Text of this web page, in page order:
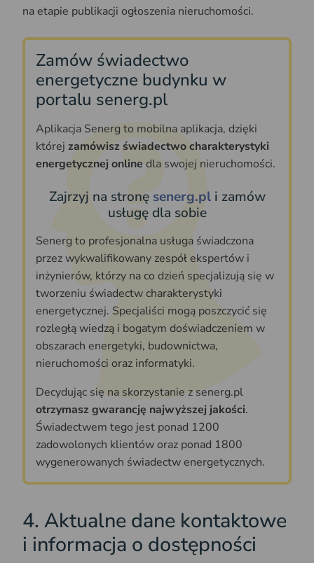
na etapie publikacji ogłoszenia nieruchomości.
Zamów świadectwo
energetyczne budynku w
portalu senerg.pl
Aplikacja Senerg to mobilna aplikacja, dzięki
której zamówisz świadectwo charakterystyki
energetycznej online dla swojej nieruchomości.
Zajrzyj na stronę senerg.pli zamów
usługę dla sobie
Senerg to profesjonalna usługa świadczona
przez wykwalifikowany zespół ekspertów i
inżynierów, którzy na co dzień specjalizują się w
tworzeniu świadectw charakterystyki
energetycznej. Specjaliści mogą poszczycić się
rozległą wiedzą i bogatym doświadczeniem w
obszarach energetyki, budownictwa,
nieruchomości oraz informatyki.
Decydując się na skorzystanie z senerg.pl
otrzymasz gwarancję najwyższej jakości.
Świadectwem tego jest ponad 1200
zadowolonych klientów oraz ponad 1800
wygenerowanych świadectw energetycznych.
4. Aktualne dane kontaktowe
i informacja o dostępności